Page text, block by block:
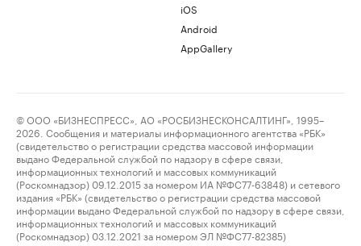
iOS
Android
AppGallery
© ООО «БИЗНЕСПРЕСС», АО «РОСБИЗНЕСКОНСАЛТИНГ», 1995–
2026. Сообщения и материалы информационного агентства «РБК»
(свидетельство о регистрации средства массовой информации
выдано Федеральной службой по надзору в сфере связи,
информационных технологий и массовых коммуникаций
(Роскомнадзор) 09.12.2015 за номером ИА №ФС77-63848) и сетевого
издания «РБК» (свидетельство о регистрации средства массовой
информации выдано Федеральной службой по надзору в сфере связи,
информационных технологий и массовых коммуникаций
(Роскомнадзор) 03.12.2021 за номером ЭЛ №ФС77-82385)